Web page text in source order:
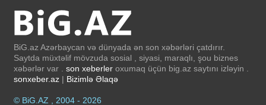
BiG.az Azərbaycan və dünyada ən son xəbərləri çatdırır.
Saytda müxtəlif mövzuda sosial , siyasi, maraqlı, şou biznes
xəbərlər var . son xeberler oxumaq üçün big.az saytını izləyin .
sonxeber.az | Bizimlə Əlaqə
© BiG.AZ , 2004 - 2026